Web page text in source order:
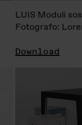
LUIS Moduli
Fotografo:
Download